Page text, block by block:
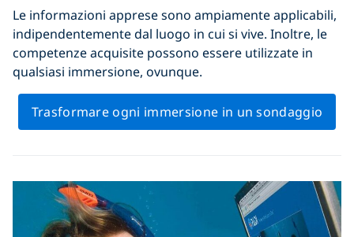
Le informazioni apprese sono ampiamente applicabili,
indipendentemente dal luogo in cui si vive. Inoltre, le
competenze acquisite possono essere utilizzate in
qualsiasi immersione, ovunque.
Trasformare ogni immersione in un sondaggio